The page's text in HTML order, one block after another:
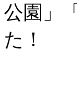
公園」
た！